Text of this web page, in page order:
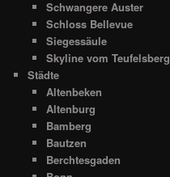
Schwangere Auster
Schloss Bellevue
Siegessäule
Skyline vom Teufelsberg
Städte
Altenbeken
Altenburg
Bamberg
Bautzen
Berchtesgaden